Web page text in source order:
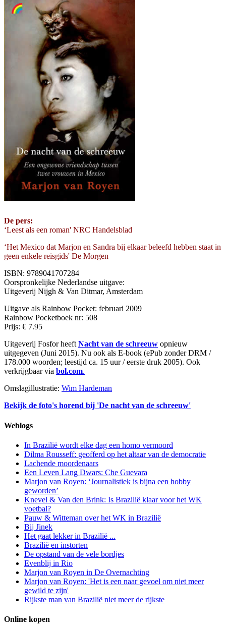
De pers:
‘Leest als een roman' NRC Handelsblad
‘Het Mexico dat Marjon en Sandra bij elkaar beleefd hebben staat in
geen enkele reisgids' De Morgen
ISBN: 9789041707284
Oorspronkelijke Nederlandse uitgave:
Uitgeverij Nijgh & Van Ditmar, Amsterdam
Uitgave als Rainbow Pocket: februari 2009
Rainbow Pocketboek nr: 508
Prijs: € 7.95
Uitgeverij Fosfor heeft Nacht van de schreeuw opnieuw
uitgegeven (Juni 2015). Nu ook als E-book (ePub zonder DRM /
178.000 woorden; leestijd ca. 15 uur / eerste druk 2005). Ook
verkrijgbaar via bol.com.
Omslagillustratie: Wim Hardeman
Bekijk de foto's horend bij 'De nacht van de schreeuw'
Weblogs
In Brazilië wordt elke dag een homo vermoord
Dilma Rousseff: geofferd op het altaar van de democratie
Lachende moordenaars
Een Leven Lang Dwars: Che Guevara
Marjon van Royen: ‘Journalistiek is bijna een hobby
geworden’
Knevel & Van den Brink: Is Brazilië klaar voor het WK
voetbal?
Pauw & Witteman over het WK in Brazilië
Bij Jinek
Het gaat lekker in Brazilië ...
Brazilië en instorten
De opstand van de vele bordjes
Evenblij in Rio
Marjon van Royen in De Overnachting
Marjon van Royen: 'Het is een naar gevoel om niet meer
gewild te zijn'
Rijkste man van Brazilië niet meer de rijkste
Online kopen